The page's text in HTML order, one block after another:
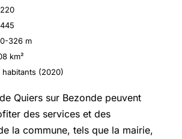
326 m
km²
habitants (2020)
Quiers sur Bezonde peuvent
des services et des
la commune, tels que la mairie,